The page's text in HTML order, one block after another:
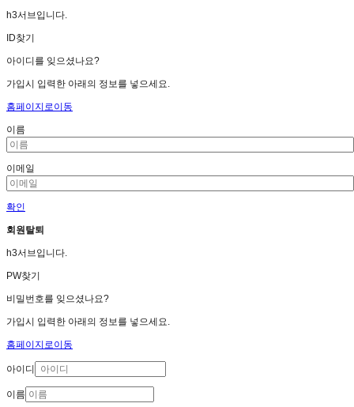
h3서브입니다.
ID찾기
아이디를 잊으셨나요?
가입시 입력한 아래의 정보를 넣으세요.
홈페이지로이동
이름
이메일
확인
회원탈퇴
h3서브입니다.
PW찾기
비밀번호를 잊으셨나요?
가입시 입력한 아래의 정보를 넣으세요.
홈페이지로이동
아이디
이름